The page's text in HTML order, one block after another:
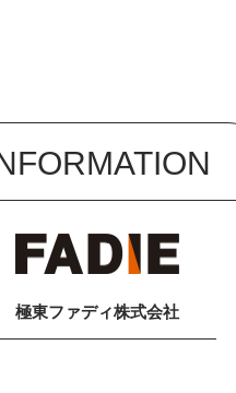
極東ファディ株式会社